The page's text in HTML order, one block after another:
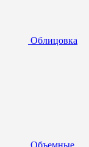
Облицовка
Объемные